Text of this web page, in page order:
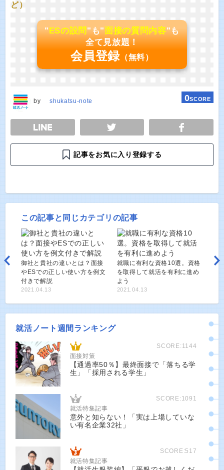
ど）
"ESの設問"も"面接の質問内容"も
全て見放題！
会員登録 （無料）
by shukatsu-note 0SCORE
TWEET
記事をお気に入り登録する
この記事と同じカテゴリの記事
御社と貴社の違いとは？面接
やESでの正しい使い方を例文
付きで解説
2021.04.13
就職に有利な資格10選。資格
を取得して就活を有利に進め
よう
2021.04.13
就活ノート週間ランキング
SCORE:1144
面接対策
【通過率50％】最終面接で「落ちる学
生」「採用される学生」
SCORE:1091
就活特集記事
意外と知らない！「実は上場していな
い有名企業32社」
SCORE:517
就活特集記事